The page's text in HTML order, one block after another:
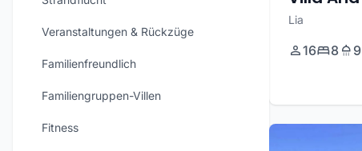
Veranstaltungen & Rückzüge
Familienfreundlich
Familiengruppen-Villen
Fitness
Lia
16 8 9